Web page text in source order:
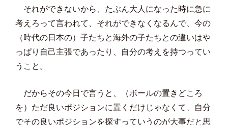
それができないから、たぶん大人になった時に急に
考えろって言われて、それができなくなるんで、今の
（時代の日本の）子たちと海外の子たちとの違いはや
っぱり自己主張であったり、自分の考えを持つってい
うこと。
だからその今日で言うと、（ボールの置きどころ
を）ただ良いポジションに置くだけじゃなくて、自分
でその良いポジションを探すっていうのが大事だと思